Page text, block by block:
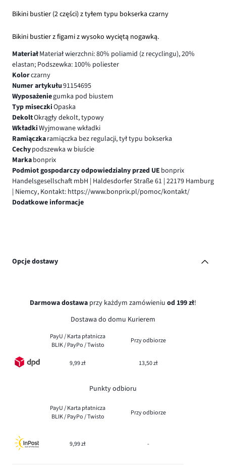
Bikini bustier (2 części) z tyłem typu bokserka czarny
Bikini bustier z figami z wysoko wyciętą nogawką.
MateriałMateriał wierzchni: 80% poliamid (z recyclingu), 20%
elastan; Podszewka: 100% poliester
Kolorczarny
Numer artykułu91154695
Wyposażeniegumka pod biustem
Typ miseczkiOpaska
DekoltOkrągły dekolt, typowy
WkładkiWyjmowane wkładki
Ramiączkaramiączka bez regulacji, tył typu bokserka
Cechypodszewka w biuście
Markabonprix
Podmiot gospodarczy odpowiedzialny przed UE bonprix
Handelsgesellschaft mbH | Haldesdorfer Straße 61 | 22179 Hamburg
| Niemcy, Kontakt: https://www.bonprix.pl/pomoc/kontakt/
Dodatkowe informacje
Opcje dostawy
Darmowa dostawa przy każdym zamówieniu od 199 zł!
Dostawa do domu Kurierem
PayU / Karta płatnicza
BLIK / PayPo / Twisto
Przy odbiorze
9,99 zł 13,50 zł
Punkty odbioru
PayU / Karta płatnicza
BLIK / PayPo / Twisto
Przy odbiorze
9,99 zł -